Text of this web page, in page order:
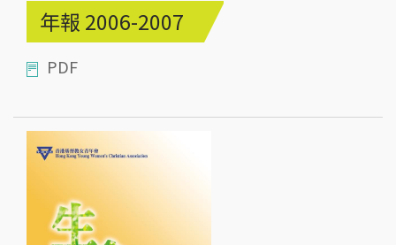
年報 2006-2007
PDF